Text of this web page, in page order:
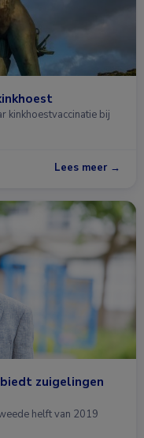
kinkhoestvaccinatie bij
Lees meer →
zuigelingen
helft van 2019